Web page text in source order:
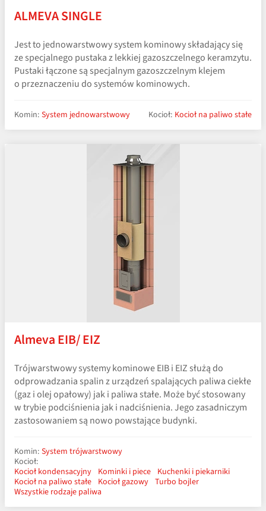
ALMEVA SINGLE
Jest to jednowarstwowy system kominowy składający się
ze specjalnego pustaka z lekkiej gazoszczelnego keramzytu.
Pustaki łączone są specjalnym gazoszczelnym klejem
o przeznaczeniu do systemów kominowych.
Komin: System jednowarstwowy Kocioł: Kocioł na paliwo stałe
Almeva EIB/ EIZ
Trójwarstwowy systemy kominowe EIB i EIZ służą do
odprowadzania spalin z urządzeń spalających paliwa ciekłe
(gaz i olej opałowy) jak i paliwa stałe. Może być stosowany
w trybie podciśnienia jak i nadciśnienia. Jego zasadniczym
zastosowaniem są nowo powstające budynki.
Komin: System trójwarstwowy
Kocioł:
Kocioł kondensacyjny Kominki i piece Kuchenki i piekarniki
Kocioł na paliwo stałe Kocioł gazowy Turbo bojler
Wszystkie rodzaje paliwa